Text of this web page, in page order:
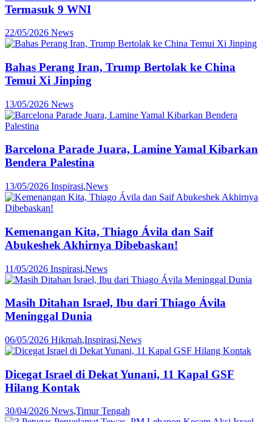
Termasuk 9 WNI
22/05/2026 News
Bahas Perang Iran, Trump Bertolak ke China
Temui Xi Jinping
13/05/2026 News
Barcelona Parade Juara, Lamine Yamal Kibarkan
Bendera Palestina
13/05/2026 Inspirasi,News
Kemenangan Kita, Thiago Ávila dan Saif
Abukeshek Akhirnya Dibebaskan!
11/05/2026 Inspirasi,News
Masih Ditahan Israel, Ibu dari Thiago Ávila
Meninggal Dunia
06/05/2026 Hikmah,Inspirasi,News
Dicegat Israel di Dekat Yunani, 11 Kapal GSF
Hilang Kontak
30/04/2026 News,Timur Tengah